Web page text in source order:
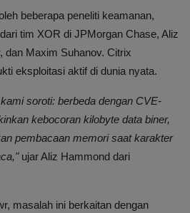
beberapa peneliti keamanan,
tim XOR di JPMorgan Chase, Aliz
dan Maxim Suhanov. Citrix
eksploitasi aktif di dunia nyata.
soroti: berbeda dengan CVE-
kebocoran kilobyte data biner,
pembacaan memori saat karakter
ujar Aliz Hammond dari
masalah ini berkaitan dengan